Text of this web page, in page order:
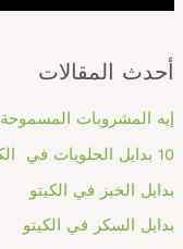
أحدث المقالات
إيه المشروبات
10 بدايل الحلويات في الكيتو
بدايل الخبز في الكيتو
بدايل السكر في الكيتو